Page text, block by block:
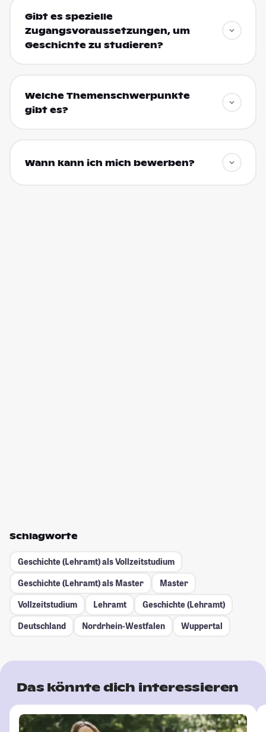
Gibt es spezielle
Zugangsvoraussetzungen, um
Geschichte zu studieren?
Welche Themenschwerpunkte
gibt es?
Wann kann ich mich bewerben?
Schlagworte
Geschichte (Lehramt) als Vollzeitstudium
Geschichte (Lehramt) als Master
Master
Vollzeitstudium
Lehramt
Geschichte (Lehramt)
Deutschland
Nordrhein-Westfalen Wuppertal
Das könnte dich interessieren